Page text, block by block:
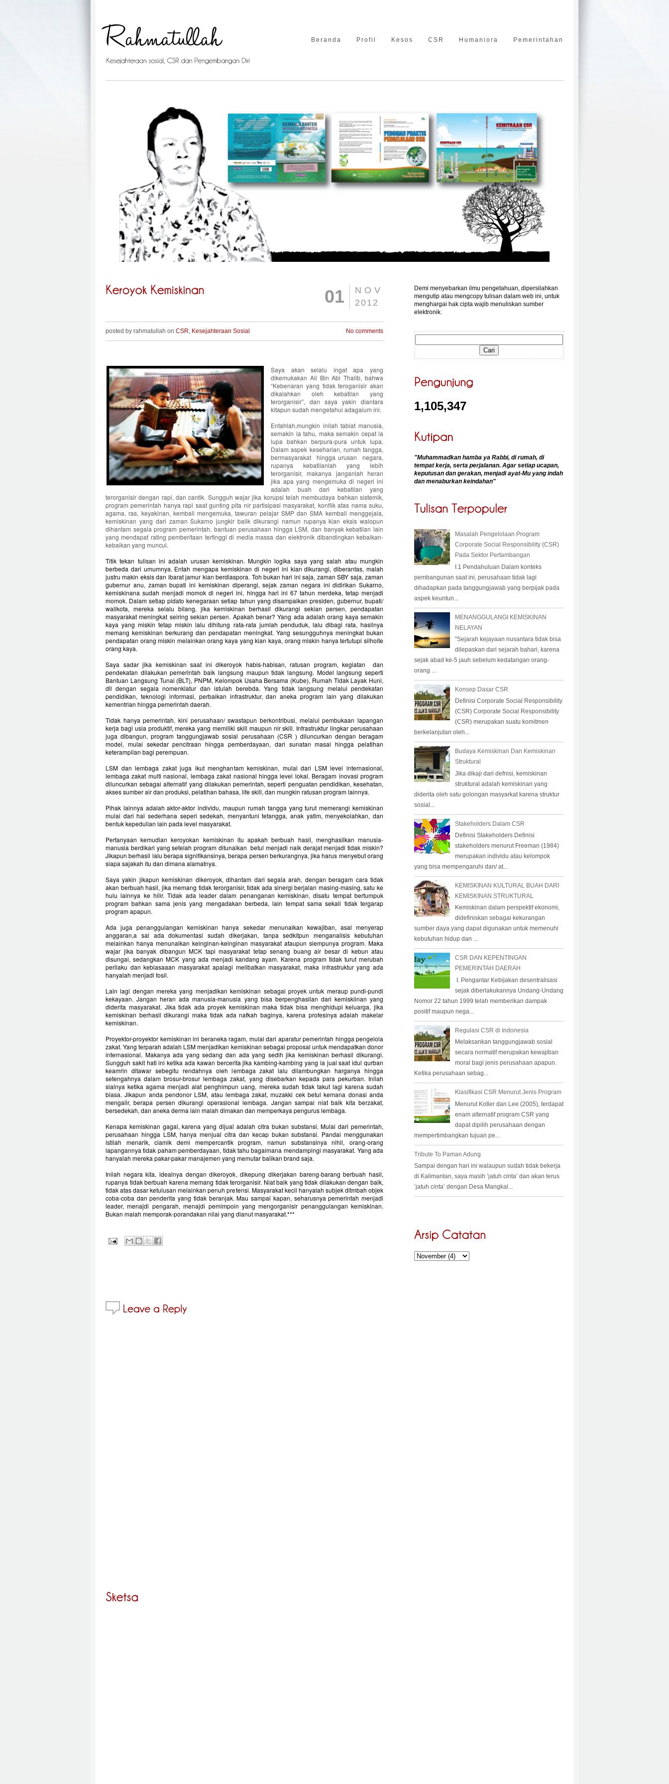
Beranda Profil Kesos CSR Humaniora Pemerintahan
NOV
2012
01
posted by rahmatullah on CSR, Kesejahteraan Sosial No comments
Saya akan selalu ingat apa yang
dikemukakan Ali Bin Abi Thalib, bahwa
“Kebenaran yang tidak teroganisir akan
dikalahkan oleh kebatilan yang
terorganisir”, dan saya yakin diantara
kitapun sudah mengetahui adagaium ini.
Entahlah,mungkin inilah tabiat manusia,
semakin ia tahu, maka semakin cepat ia
lupa bahkan berpura-pura untuk lupa.
Dalam aspek keseharian, rumah tangga,
bermasyarakat
hingga urusan
negara,
rupanya kebatilanlah yang lebih
terorganisir, makanya janganlah heran
jika apa yang mengemuka di negeri ini
adalah buah dari kebatilan yang
terorganisir dengan rapi, dan cantik. Sungguh wajar jika korupsi telah membudaya bahkan sistemik,
program pemerintah hanya rapi saat gunting pita nir partisipasi masyarakat, konflik atas nama suku,
agama, ras, keyakinan, kembali mengemuka, tawuran pelajar SMP dan SMA kembali menggejala,
kemiskinan yang dari zaman Sukarno jungkir balik dikurangi namun rupanya kian eksis walopun
dihantam segala program pemerintah, bantuan perusahaan hingga LSM, dan banyak kebatilan lain
yang mendapat rating pemberitaan tertinggi di media massa dan elektronik dibandingkan kebaikan-
kebaikan yang muncul.
Titik tekan tulisan ini adalah urusan kemiskinan. Mungkin logika saya yang salah atau mungkin
berbeda dari umumnya. Entah mengapa kemiskinan di negeri ini kian dikurangi, diberantas, malah
justru makin eksis dan ibarat jamur kian berdiaspora. Toh bukan hari ini saja, zaman SBY saja, zaman
gubernur anu, zaman bupati ini kemiskinan diperangi, sejak zaman negara ini didirikan Sukarno,
kemiskinana sudah menjadi momok di negeri ini, hingga hari ini 67 tahun merdeka, tetap menjadi
momok. Dalam setiap pidato kenegaraan setiap tahun yang disampaikan presiden, gubernur, bupati/
walikota, mereka selalu bilang, jika kemiskinan berhasil dikurangi sekian persen, pendapatan
masyarakat meningkat seiring sekian persen. Apakah benar? Yang ada adalah orang kaya semakin
kaya yang miskin tetap miskin lalu dihitung rata-rata jumlah penduduk, lalu dibagi rata, hasilnya
memang kemiskinan berkurang dan pendapatan meningkat. Yang sesungguhnya meningkat bukan
pendapatan orang miskin melainkan orang kaya yang kian kaya, orang miskin hanya tertutupi silhoite
orang kaya.
Saya sadar jika kemiskinan saat ini dikeroyok habis-habisan, ratusan program, kegiatan
dan
pendekatan dilakukan pemerintah baik langsung maupun tidak langsung. Model langsung seperti
Bantuan Langsung Tunai (BLT), PNPM, Kelompok Usaha Bersama (Kube), Rumah Tidak Layak Huni,
dll dengan segala nomenklatur dan istulah berebda. Yang tidak langsung melalui pendekatan
pendidikan, teknologi informasi, perbaikan infrastruktur, dan aneka program lain yang dilakukan
kementrian hingga pemerintah daerah.
Tidak hanya pemerintah, kini perusahaan/ swastapun berkontribusi, melalui pembukaan lapangan
kerja bagi usia produktif, mereka yang memiliki skill maupun nir skill. Infrastruktur lingkar perusahaan
juga dibangun, program tanggungjawab sosial perusahaan (CSR ) diluncurkan dengan beragam
model, mulai sekedar pencitraan hingga pemberdayaan, dari sunatan masal hingga pelatihan
keterampilan bagi perempuan.
LSM dan lembaga zakat juga ikut menghantam kemiskinan, mulai dari LSM level internasional,
lembaga zakat multi nasional, lembaga zakat nasional hingga level lokal. Beragam inovasi program
diluncurkan sebagai alternatif yang dilakukan pemerintah, seperti penguatan pendidikan, kesehatan,
akses sumber air dan produksi, pelatihan bahasa, life skill, dan mungkin ratusan program lainnya.
Pihak lainnya adalah aktor-aktor individu, maupun rumah tangga yang turut memerangi kemiskinan
mulai dari hal sederhana seperi sedekah, menyantuni tetangga, anak yatim, menyekolahkan, dan
bentuk kepedulian lain pada level masyarakat.
Pertanyaan kemudian keroyokan kemiskinan itu apakah berbuah hasil, menghasilkan manusia-
manusia berdikari yang setelah program ditunaikan betul menjadi naik derajat menjadi tidak miskin?
Jikapun berhasil lalu berapa signifikansinya, berapa persen berkurangnya, jika harus menyebut orang
siapa sajakah itu dan dimana alamatnya.
Saya yakin jikapun kemiskinan dikeroyok, dihantam dari segala arah, dengan beragam cara tidak
akan berbuah hasil, jika memang tidak terorganisir, tidak ada sinergi berjalan masing-masing, satu ke
hulu lainnya ke hilir. Tidak ada leader dalam penanganan kemiskinan, disatu tempat bertumpuk
program bahkan sama jenis yang mengadakan berbeda, lain tempat sama sekali tidak tergarap
program apapun.
Ada juga penanggulangan kemiskinan hanya sekedar menunaikan kewajiban, asal menyerap
anggaran,a sal ada dokumentasi sudah dikerjakan, tanpa sedkitpun menganalisis kebutuhan
melainkan hanya menunaikan keinginan-keinginan masyarakat ataupun siempunya program. Maka
wajar jika banyak dibangun MCK tapi masyarakat tetap senang buang air besar di kebun atau
disungai, sedangkan MCK yang ada menjadi kandang ayam. Karena program tidak turut merubah
perilaku dan kebiasaaan masyarakat apalagi melibatkan masyarakat, maka infrastruktur yang ada
hanyalah menjadi fosil.
Lain lagi dengan mereka yang menjadikan kemiskinan sebagai proyek untuk meraup pundi-pundi
kekayaan. Jangan heran ada manusia-manusia yang bisa berpenghasilan dari kemiskiinan yang
diderita masyarakat. Jika tidak ada proyek kemiskinan maka tidak bisa menghidupi keluarga, jika
kemiskinan berhasil dikurangi maka tidak ada nafkah baginya, karena profesinya adalah makelar
kemiskinan.
Proyektor-proyektor kemiskinan ini beraneka ragam, mulai dari aparatur pemerintah hingga pengelola
zakat. Yang terparah adalah LSM menjadikan kemiskinan sebagai proposal untuk mendapatkan donor
internasional. Makanya ada yang sedang dan ada yang sedih jika kemiskinan berhasil dikurangi.
Sungguh sakit hati ini ketika ada kawan bercerita jika kambing-kambing yang ia jual saat idul qurban
keamrin ditawar sebegitu rendahnya oleh lembaga zakat lalu dilambungkan harganya hingga
setengahnya dalam brosur-brosur lembaga zakat, yang disebarkan kepada para pekurban. Inilah
sialnya ketika agama menjadi alat penghimpun uang, mereka sudah tidak takut lagi karena sudah
biasa. Jikapun anda pendonor LSM, atau lembaga zakat, muzakki cek betul kemana donasi anda
mengalir, berapa persen dikurangi operasional lembaga. Jangan sampai niat baik kita berzakat,
bersedekah, dan aneka derma lain malah dimakan dan memperkaya pengurus lembaga.
Kenapa kemiskinan gagal, karena yang dijual adalah citra bukan substansi. Mulai dari pemerintah,
perusahaan hingga LSM, hanya menjual citra dan kecap bukan substansi. Pandai menggunakan
istilah menarik, ciamik demi mempercantik program, namun substansinya nihil, orang-orang
lapangannya tidak paham pemberdayaan, tidak tahu bagaimana mendampingi masyarakat. Yang ada
hanyalah mereka pakar-pakar manajemen yang memutar balikan brand saja.
Inilah negara kita, idealnya dengan dikeroyok, dikepung dikerjakan bareng-barang berbuah hasil,
rupanya tidak berbuah karena memang tidak terorganisir. Niat baik yang tidak dilakukan dengan baik,
tidak atas dasar ketulusan melainkan penuh pretensi. Masyarakat kecil hanyalah subjek ditmbah objek
coba-coba dan penderita yang tidak beranjak. Mau sampai kapan, seharusnya pemerintah menjadi
leader, menajdi pengarah, menajdi pemimpoin yang mengorganisir penanggulangan kemiskinan.
Bukan malah memporak-porandakan nilai yang dianut masyarakat.***
Demi menyebarkan ilmu pengetahuan, dipersilahkan
mengutip atau mengcopy tulisan dalam web ini, untuk
menghargai hak cipta wajib menuliskan sumber
elektronik.
1,105,347
"Muhammadkan hamba ya Rabbi, di rumah, di
tempat kerja, serta perjalanan. Agar setiap ucapan,
keputusan dan gerakan, menjadi ayat-Mu yang indah
dan menaburkan keindahan"
Masalah Pengelolaan Program
Corporate Social Responsibility (CSR)
Pada Sektor Pertambangan
I.1 Pendahuluan Dalam konteks
pembangunan saat ini, perusahaan tidak lagi
dihadapkan pada tanggungjawab yang berpijak pada
aspek keuntun...
MENANGGULANGI KEMISKINAN
NELAYAN
"Sejarah kejayaan nusantara tidak bisa
dilepaskan dari sejarah bahari, karena
sejak abad ke-5 jauh sebelum kedatangan orang-
orang ...
Konsep Dasar CSR
Definisi Corporate Social Responsibility
(CSR) Corporate Social Responsibility
(CSR) merupakan suatu komitmen
berkelanjutan oleh...
Budaya Kemiskinan Dan Kemiskinan
Struktural
Jika dikaji dari defnisi, kemiskinan
struktural adalah kemiskinan yang
diderita oleh satu golongan masyarkat karena struktur
sosial...
Stakeholders Dalam CSR
Definisi Stakeholders Definisi
stakeholders menurut Freeman (1984)
merupakan individu atau kelompok
yang bisa mempengaruhi dan/ at...
KEMISKINAN KULTURAL BUAH DARI
KEMISKINAN STRUKTURAL
Kemiskinan dalam perspektif ekonomi,
didefiniskan sebagai kekurangan
sumber daya yang dapat digunakan untuk memenuhi
kebutuhan hidup dan ...
CSR DAN KEPENTINGAN
PEMERINTAH DAERAH
I. Pengantar Kebijakan desentralisasi
sejak diberlakukannya Undang-Undang
Nomor 22 tahun 1999 telah memberikan dampak
positif maupun nega...
Regulasi CSR di Indonesia
Melaksankan tanggungjawab sosial
secara normatif merupakan kewajiban
moral bagi jenis perusahaan apapun.
Ketika perusahaan sebag...
Klasifikasi CSR Menurut Jenis Program
Menurut Kotler dan Lee (2005), terdapat
enam alternatif program CSR yang
dapat dipilih perusahaan dengan
mempertimbangkan tujuan pe...
Tribute To Paman Adung
Sampai dengan hari ini walaupun sudah tidak bekerja
di Kalimantan, saya masih ‘jatuh cinta’ dan akan terus
‘jatuh cinta’ dengan Desa Mangkal...